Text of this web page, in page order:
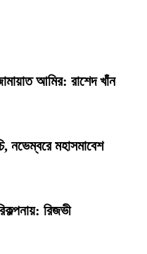
আমির: রাশেদ খাঁন
নভেম্বরে মহাসমাবেশ
রিজভী